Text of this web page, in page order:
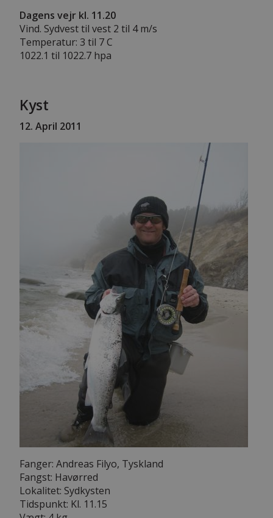
Dagens vejr kl. 11.20
Vind. Sydvest til vest 2 til 4 m/s
Temperatur: 3 til 7 C
1022.1 til 1022.7 hpa
Kyst
12. April 2011
Fanger: Andreas Filyo, Tyskland
Fangst: Havørred
Lokalitet: Sydkysten
Tidspunkt: Kl. 11.15